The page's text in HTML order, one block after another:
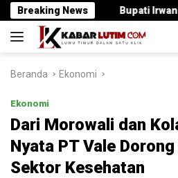
Langsung
ke
konten
Breaking News
Bupati Irwan Serahkan
Beranda Ekonomi
Ekonomi
Dari Morowali dan
Nyata PT Vale
Sektor Kesehatan